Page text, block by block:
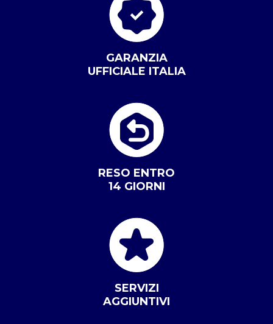
GARANZIA
UFFICIALE ITALIA
RESO ENTRO
14 GIORNI
SERVIZI
AGGIUNTIVI